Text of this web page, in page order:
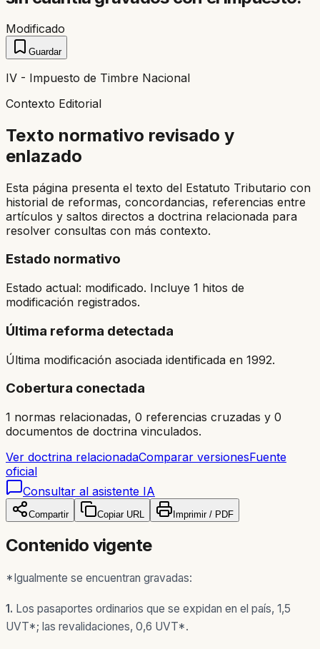
Modificado
Guardar
IV - Impuesto de Timbre Nacional
Contexto Editorial
Texto normativo revisado y
enlazado
Esta página presenta el texto del Estatuto Tributario con
historial de reformas, concordancias, referencias entre
artículos y saltos directos a doctrina relacionada para
resolver consultas con más contexto.
Estado normativo
Estado actual: modificado. Incluye 1 hitos de
modificación registrados.
Última reforma detectada
Última modificación asociada identificada en 1992.
Cobertura conectada
1 normas relacionadas, 0 referencias cruzadas y 0
documentos de doctrina vinculados.
Ver doctrina relacionadaComparar versionesFuente
oficial
Consultar al asistente IA
Compartir Copiar URL Imprimir / PDF
Contenido vigente
*Igualmente se encuentran gravadas:
1. Los pasaportes ordinarios que se expidan en el país, 1,5
UVT*; las revalidaciones, 0,6 UVT*.